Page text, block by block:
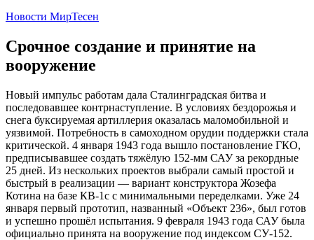
Новости МирТесен
Срочное создание и принятие на
вооружение
Новый импульс работам дала Сталинградская битва и
последовавшее контрнаступление. В условиях бездорожья и
снега буксируемая артиллерия оказалась маломобильной и
уязвимой. Потребность в самоходном орудии поддержки стала
критической. 4 января 1943 года вышло постановление ГКО,
предписывавшее создать тяжёлую 152-мм САУ за рекордные
25 дней. Из нескольких проектов выбрали самый простой и
быстрый в реализации — вариант конструктора Жозефа
Котина на базе КВ-1с с минимальными переделками. Уже 24
января первый прототип, названный «Объект 236», был готов
и успешно прошёл испытания. 9 февраля 1943 года САУ была
официально принята на вооружение под индексом СУ-152.